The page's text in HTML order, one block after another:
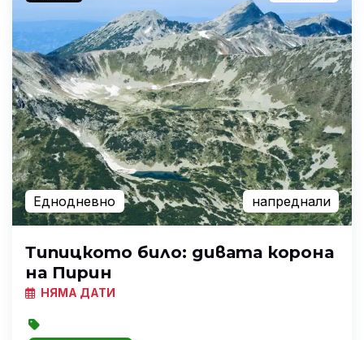
Еднодневно напреднали
Типицкото било: дивата корона
на Пирин
НЯМА ДАТИ